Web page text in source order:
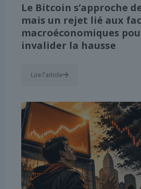
Le Bitcoin s’approche
mais un rejet lié aux
macroéconomiques
invalider la hausse
Lire l'article